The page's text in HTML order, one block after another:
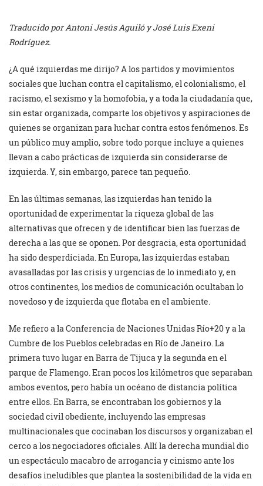
Traducido por Antoni Jesús Aguiló y José Luis Exeni
Rodríguez.
¿A qué izquierdas me dirijo? A los partidos y movimientos
sociales que luchan contra el capitalismo, el colonialismo, el
racismo, el sexismo y la homofobia, y a toda la ciudadanía que,
sin estar organizada, comparte los objetivos y aspiraciones de
quienes se organizan para luchar contra estos fenómenos. Es
un público muy amplio, sobre todo porque incluye a quienes
llevan a cabo prácticas de izquierda sin considerarse de
izquierda. Y, sin embargo, parece tan pequeño.
En las últimas semanas, las izquierdas han tenido la
oportunidad de experimentar la riqueza global de las
alternativas que ofrecen y de identificar bien las fuerzas de
derecha a las que se oponen. Por desgracia, esta oportunidad
ha sido desperdiciada. En Europa, las izquierdas estaban
avasalladas por las crisis y urgencias de lo inmediato y, en
otros continentes, los medios de comunicación ocultaban lo
novedoso y de izquierda que flotaba en el ambiente.
Me refiero a la Conferencia de Naciones Unidas Río+20 y a la
Cumbre de los Pueblos celebradas en Río de Janeiro. La
primera tuvo lugar en Barra de Tijuca y la segunda en el
parque de Flamengo. Eran pocos los kilómetros que separaban
ambos eventos, pero había un océano de distancia política
entre ellos. En Barra, se encontraban los gobiernos y la
sociedad civil obediente, incluyendo las empresas
multinacionales que cocinaban los discursos y organizaban el
cerco a los negociadores oficiales. Allí la derecha mundial dio
un espectáculo macabro de arrogancia y cinismo ante los
desafíos ineludibles que plantea la sostenibilidad de la vida en